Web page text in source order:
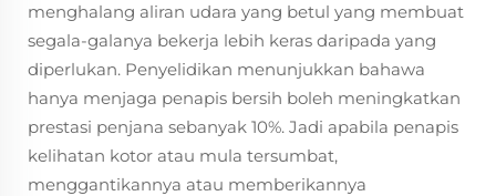
menghalang aliran udara yang betul yang membuat
segala-galanya bekerja lebih keras daripada yang
diperlukan. Penyelidikan menunjukkan bahawa
hanya menjaga penapis bersih boleh meningkatkan
prestasi penjana sebanyak 10%. Jadi apabila penapis
kelihatan kotor atau mula tersumbat,
menggantikannya atau memberikannya